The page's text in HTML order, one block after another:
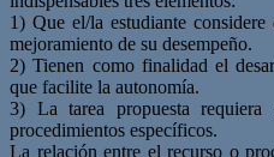
1) Que el/la estudiante
mejoramiento de su desempeño.
2) Tienen como finalidad el
que facilite la autonomía.
3) La tarea propuesta
procedimientos específicos.
La relación entre el recurso o